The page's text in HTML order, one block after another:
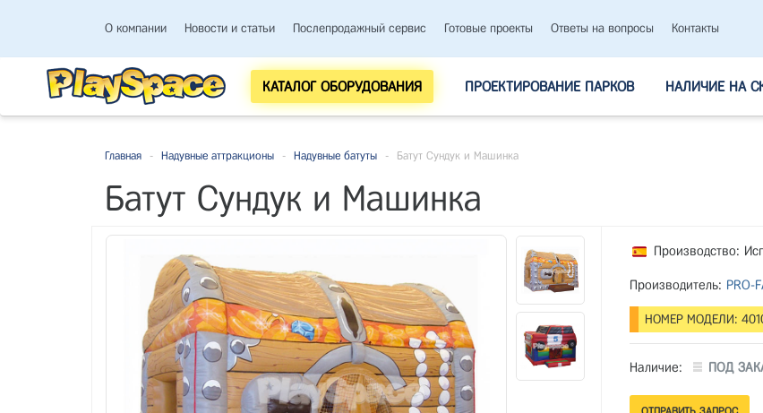
О компании Новости и статьи Послепродажный сервис Готовые проекты Ответы на вопросы Контакты
КАТАЛОГ ОБОРУДОВАНИЯ ПРОЕКТИРОВАНИЕ ПАРКОВ НАЛИЧИЕ НА
Главная - Надувные аттракционы - Надувные батуты - Батут Сундук и Машинка
Батут Сундук и Машинка
Производство:
Производитель: PRO-
НОМЕР МОДЕЛИ:
Наличие: ПОД